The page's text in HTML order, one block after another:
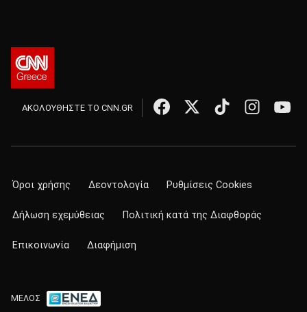
ΑΚΟΛΟΥΘΗΣΤΕ ΤΟ CNN.GR
Όροι χρήσης Δεοντολογία Ρυθμίσεις Cookies
Δήλωση εχεμύθειας Πολιτική κατά της Διαφθοράς
Επικοινωνία Διαφήμιση
ΜΕΛΟΣ